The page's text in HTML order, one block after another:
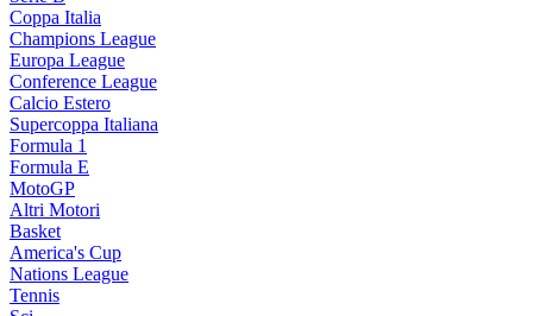
Coppa Italia
Champions League
Europa League
Conference League
Calcio Estero
Supercoppa Italiana
Formula 1
Formula E
MotoGP
Altri Motori
Basket
America's Cup
Nations League
Tennis